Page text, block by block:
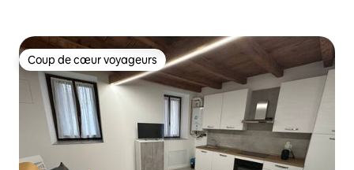
Coup de cœur voyageurs
Coup de cœur voyageurs